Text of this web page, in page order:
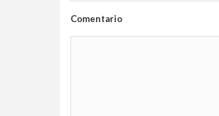
Comentario